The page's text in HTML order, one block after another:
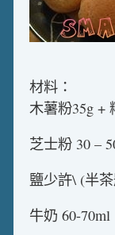
材料：
木薯粉35g +
芝士粉 30 –
鹽少許\ (半
牛奶 60-70ml